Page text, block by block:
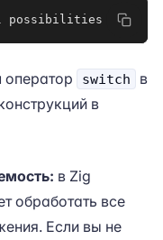
possibilities
оператор switch
в
в
в Zig
обработать все
Если вы не